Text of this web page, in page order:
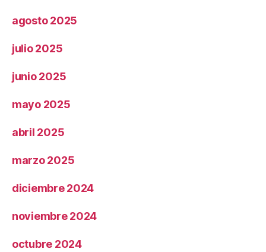
agosto 2025
julio 2025
junio 2025
mayo 2025
abril 2025
marzo 2025
diciembre 2024
noviembre 2024
octubre 2024